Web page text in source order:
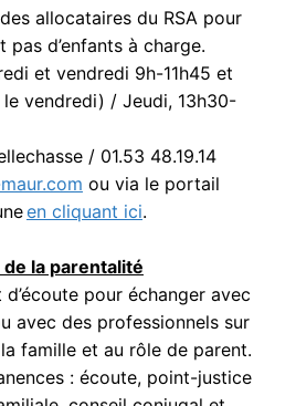
allocataires du RSA pour
pas d’enfants à charge.
et vendredi 9h-11h45 et
le vendredi) / Jeudi, 13h30-
/ 01.53 48.19.14
ou via le portail
en cliquant ici.
la parentalité
d’écoute pour échanger avec
avec des professionnels sur
famille et au rôle de parent.
: écoute, point-justice